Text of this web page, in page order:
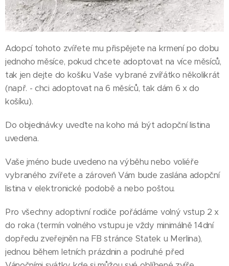
Adopcí tohoto zvířete mu přispějete na krmení po dobu
jednoho měsíce, pokud chcete adoptovat na více měsíců,
tak jen dejte do košíku Vaše vybrané zvířátko několikrát
(např. - chci adoptovat na 6 měsíců, tak dám 6 x do
košíku).
Do objednávky uveďte na koho má být adopční listina
uvedena.
Vaše jméno bude uvedeno na výběhu nebo voliéře
vybraného zvířete a zároveň Vám bude zaslána adopční
listina v elektronické podobě a nebo poštou.
Pro všechny adoptivní rodiče pořádáme volný vstup 2 x
do roka (termín volného vstupu je vždy minimálně 14dní
dopředu zveřejněn na FB stránce Statek u Merlina),
jednou během letních prázdnin a podruhé před